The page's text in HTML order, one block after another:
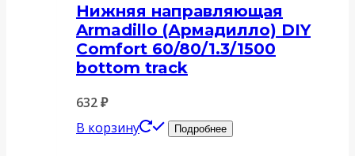
Нижняя направляющая
Armadillo (Армадилло) DIY
Comfort 60/80/1.3/1500
bottom track
632₽
В корзину
Подробнее